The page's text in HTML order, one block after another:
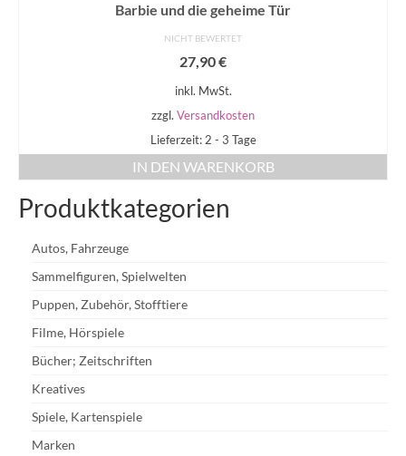
Barbie und die geheime Tür
NICHT BEWERTET
27,90€
inkl. MwSt.
zzgl. Versandkosten
Lieferzeit: 2 - 3 Tage
IN DEN WARENKORB
Produktkategorien
Autos, Fahrzeuge
Sammelfiguren, Spielwelten
Puppen, Zubehör, Stofftiere
Filme, Hörspiele
Bücher; Zeitschriften
Kreatives
Spiele, Kartenspiele
Marken